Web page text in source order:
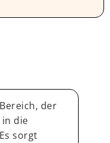
der
die
sorgt